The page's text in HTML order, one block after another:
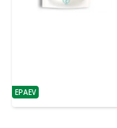
nõuanne
EPAEV